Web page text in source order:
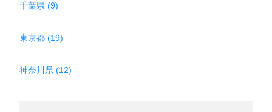
千葉県 (9)
東京都 (19)
神奈川県 (12)